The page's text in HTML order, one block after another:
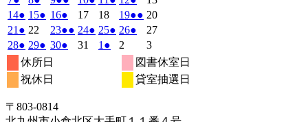
2
月
28
日
の
イ
ベ
ン
ト)
3
月
1
日
の
イ
ベ
ン
ト)
3
月
2
日
の
イ
3
月
3
日
3
月
4
日
の
イ
ベ
ト)
3
月
5
日
の
イ
ベ
ン
ト)
3
月
6
日
年
3
月
7
日
件
の
イ
ベ
ン
ト)
年
3
月
8
日
件
イ
ベ
ン
ト)
年
3
月
9
件
の
イ
年
3
月
10
件
の
イ
3
月
11
件
の
イ
ベ
ン
年
3
月
12
日
件
ベ
ン
ト)
年
3
日
142022
年
3
月
14
日
● (1
件
の
イ
ベ
ン
152022
3
月
15
日
● (1
件
の
イ
ベ
ン
162022
年
3
月
●
件
172022
年
月
182022
年
月
192022
年
月
19
日
●● (2
件
の
イ
ベ
ン
202022
年
20
日
21 2022
年
3
月
21
● (1
件
の
イ
ベ
ト)
22 2022
年
3
月
22
232022
年
●● (2
件
ト)
242022
● (1
件
ト)
252022
年
● (1
件
の
イ
ベ
ト)
262022
3
月
26
●
の
イ
ベ
ト)
272022
3
月
27
282022
年
3
月
日
● (1
件
の
イ
ベ
ン
292022
年
3
月
日
● (1
件
の
イ
ベ
ン
302022
●
ン
31
2022
1 2022
●
ン
2
年
4
32022
年
4
月
休所日
図書休室日
祝休日
貸室抽選日
〒803‐0814